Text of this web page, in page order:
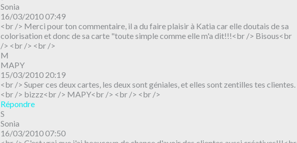
Sonia
16/03/2010 07:49
<br /> Merci pour ton commentaire, il a du faire plaisir à Katia car elle doutais de sa
colorisation et donc de sa carte "toute simple comme elle m'a dit!!!<br /> Bisous<br
/> <br /> <br />
M
MAPY
15/03/2010 20:19
<br /> Super ces deux cartes, les deux sont géniales, et elles sont zentilles tes clientes.
<br /> bizzz<br /> MAPY<br /> <br /> <br />
Répondre
S
Sonia
16/03/2010 07:50